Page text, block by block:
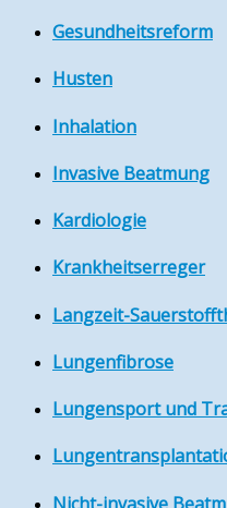
Gesundheitsreform
Husten
Inhalation
Invasive Beatmung
Kardiologie
Krankheitserreger
Langzeit-
Lungenfibrose
Lungensport und